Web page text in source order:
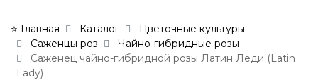
⭐ Главная Каталог
Цветочные культуры
Саженцы роз
Чайно-гибридные розы
Саженец чайно-гибридной розы Латин Леди (Latin
Lady)